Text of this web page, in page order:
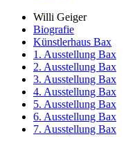
Willi Geiger
Biografie
Künstlerhaus Bax
1. Ausstellung Bax
2. Ausstellung Bax
3. Ausstellung Bax
4. Ausstellung Bax
5. Ausstellung Bax
6. Ausstellung Bax
7. Ausstellung Bax